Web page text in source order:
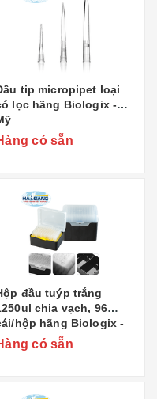
tip micropipet loại
lọc hãng Biologix -
có sẵn
đầu tuýp trắng
chia vạch, 96
hộp hãng Biologix -
có sẵn